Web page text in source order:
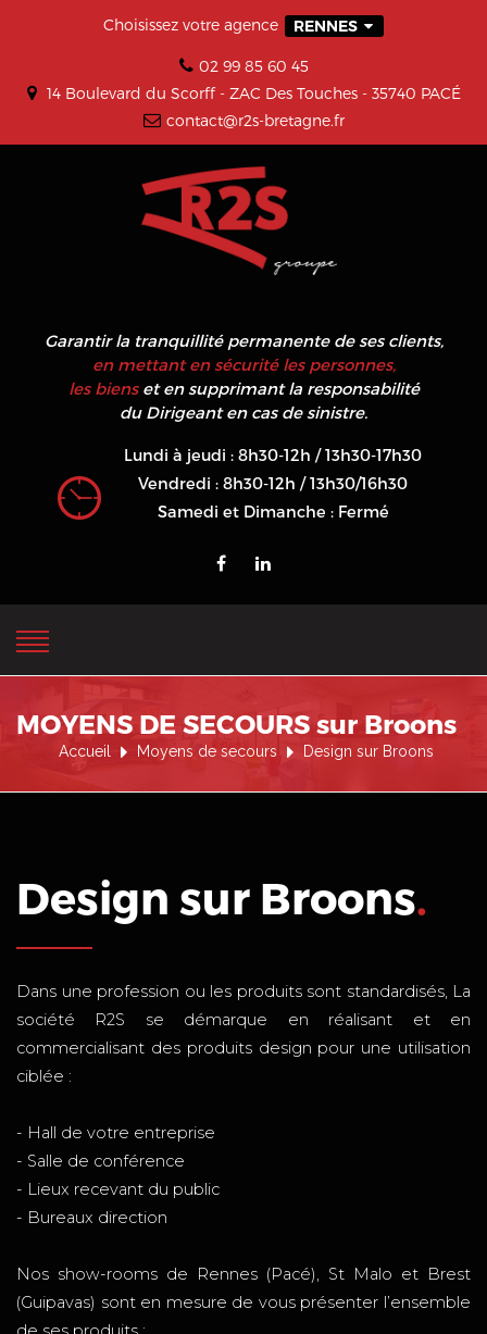
Choisissez votre agence RENNES
02 99 85 60 45
14 Boulevard du Scorff - ZAC Des Touches - 35740 PACÉ
contact@r2s-bretagne.fr
Garantir la tranquillité permanente de ses clients,
en mettant en sécurité les personnes,
les bienset en supprimant la responsabilité
du Dirigeant en cas de sinistre.
Lundi à jeudi : 8h30-12h / 13h30-17h30
Vendredi : 8h30-12h / 13h30/16h30
Samedi et Dimanche : Fermé
MOYENS DE SECOURS sur Broons
Accueil Moyens de secours Design sur Broons
Design sur Broons.
Dans une profession ou les produits sont standardisés, La
société R2S se démarque en réalisant et en
commercialisant des produits design pour une utilisation
ciblée :
- Hall de votre entreprise
- Salle de conférence
- Lieux recevant du public
- Bureaux direction
Nos show-rooms de Rennes (Pacé), St Malo et Brest
(Guipavas) sont en mesure de vous présenter l’ensemble